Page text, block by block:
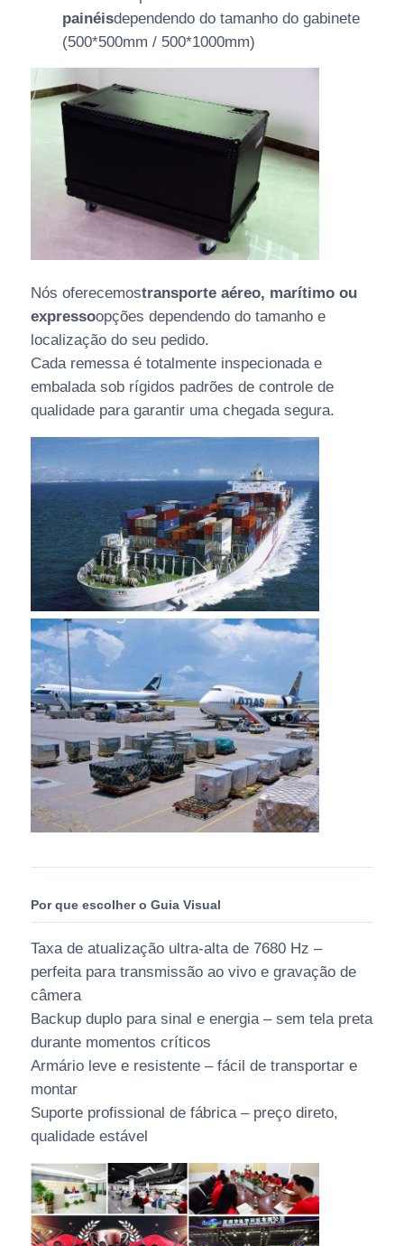
painéisdependendo do tamanho do gabinete
(500*500mm / 500*1000mm)
Nós oferecemostransporte aéreo, marítimo ou
expressoopções dependendo do tamanho e
localização do seu pedido.
Cada remessa é totalmente inspecionada e
embalada sob rígidos padrões de controle de
qualidade para garantir uma chegada segura.
Por que escolher o Guia Visual
Taxa de atualização ultra-alta de 7680 Hz –
perfeita para transmissão ao vivo e gravação de
câmera
Backup duplo para sinal e energia – sem tela preta
durante momentos críticos
Armário leve e resistente – fácil de transportar e
montar
Suporte profissional de fábrica – preço direto,
qualidade estável